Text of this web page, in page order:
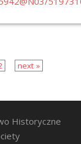
next »
Historyczne